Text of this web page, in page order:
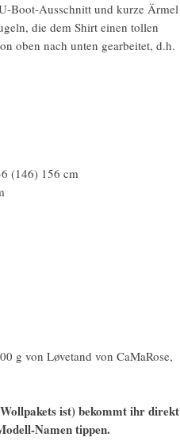
Boot-Ausschnitt und kurze Ärmel
die dem Shirt einen tollen
oben nach unten gearbeitet, d.h.
(146) 156 cm
g von Løvetand von CaMaRose,
ist) bekommt ihr direkt
Namen tippen.